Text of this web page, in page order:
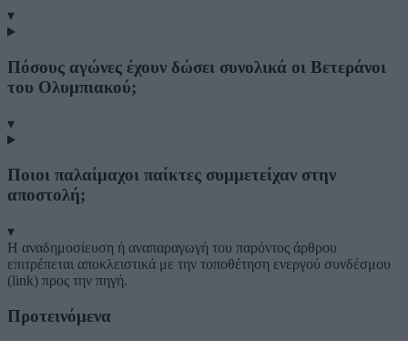
▾
Πόσους αγώνες έχουν δώσει συνολικά οι Βετεράνοι
του Ολυμπιακού;
▾
Ποιοι παλαίμαχοι παίκτες συμμετείχαν στην
αποστολή;
▾
Η αναδημοσίευση ή αναπαραγωγή του παρόντος άρθρου
επιτρέπεται αποκλειστικά με την τοποθέτηση ενεργού συνδέσμου
(link) προς την πηγή.
Προτεινόμενα